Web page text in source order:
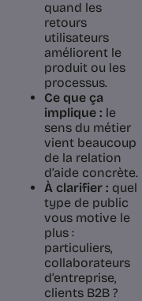
quand les
retours
utilisateurs
améliorent le
produit ou les
processus.
Ce que ça
implique : le
sens du métier
vient beaucoup
de la relation
d’aide concrète.
À clarifier : quel
type de public
vous motive le
plus :
particuliers,
collaborateurs
d’entreprise,
clients B2B ?